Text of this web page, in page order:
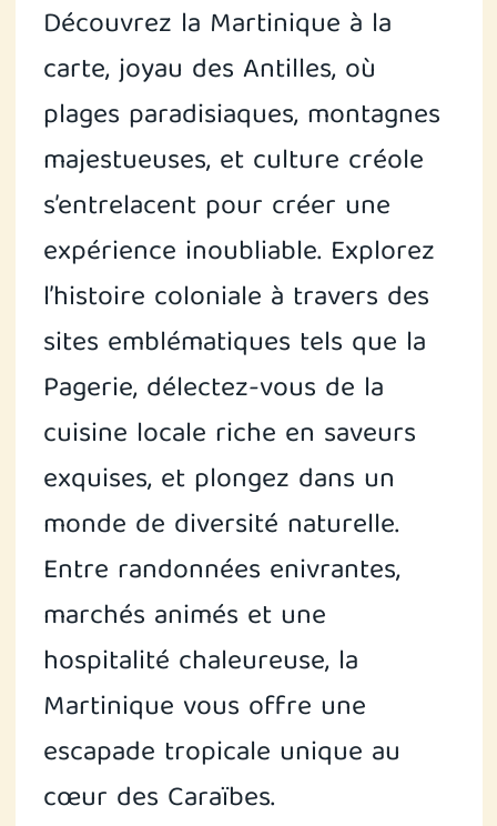
Découvrez la Martinique à la
carte, joyau des Antilles, où
plages paradisiaques, montagnes
majestueuses, et culture créole
s’entrelacent pour créer une
expérience inoubliable. Explorez
l’histoire coloniale à travers des
sites emblématiques tels que la
Pagerie, délectez-vous de la
cuisine locale riche en saveurs
exquises, et plongez dans un
monde de diversité naturelle.
Entre randonnées enivrantes,
marchés animés et une
hospitalité chaleureuse, la
Martinique vous offre une
escapade tropicale unique au
cœur des Caraïbes.